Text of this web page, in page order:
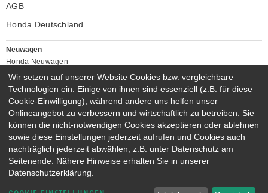
AGB
Honda Deutschland
Neuwagen
Honda Neuwagen
Gebrauchtwagen
Honda Gebrauchtwagen
Honda Vorführwagen
Gesamtbestand
NEUWAGENMODELLE
HONDA NSX
HONDA JAZZ E:HEV
HONDA CIVIC E:HEV
HONDA PRELUDE E:HEV
HONDA HR-V E:HEV
Wir setzen auf unserer Website Cookies bzw. vergleichbare
Technologien ein. Einige von ihnen sind essenziell (z.B. für diese
Cookie-Einwilligung), während andere uns helfen unser
Onlineangebot zu verbessern und wirtschaftlich zu betreiben. Sie
können die nicht-notwendigen Cookies akzeptieren oder ablehnen
sowie diese Einstellungen jederzeit aufrufen und Cookies auch
nachträglich jederzeit abwählen, z.B. unter Datenschutz am
Seitenende. Nähere Hinweise erhalten Sie in unserer
Datenschutzerklärung.